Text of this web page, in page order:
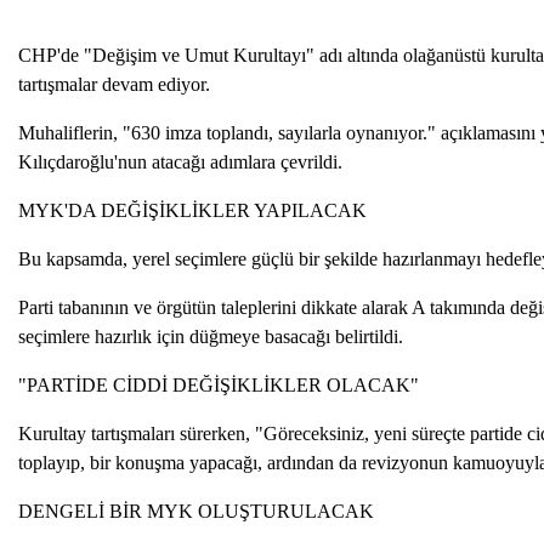
CHP'de "Değişim ve Umut Kurultayı" adı altında olağanüstü
tartışmalar devam ediyor.
Muhaliflerin, "630 imza toplandı, sayılarla oynanıyor."
Kılıçdaroğlu'nun atacağı adımlara çevrildi.
MYK'DA DEĞİŞİKLİKLER YAPILACAK
Bu kapsamda, yerel seçimlere güçlü bir şekilde hazırlanmayı
Parti tabanının ve örgütün taleplerini dikkate alarak A takımında
seçimlere hazırlık için düğmeye basacağı belirtildi.
"PARTİDE CİDDİ DEĞİŞİKLİKLER OLACAK"
Kurultay tartışmaları sürerken, "Göreceksiniz, yeni süreçte partide
toplayıp, bir konuşma yapacağı, ardından da revizyonun
DENGELİ BİR MYK OLUŞTURULACAK